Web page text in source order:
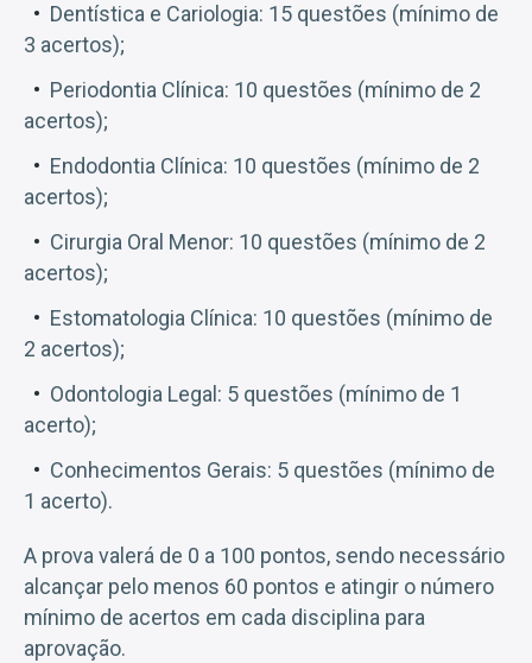
Dentística e Cariologia: 15 questões (mínimo de
3 acertos);
Periodontia Clínica: 10 questões (mínimo de 2
acertos);
Endodontia Clínica: 10 questões (mínimo de 2
acertos);
Cirurgia Oral Menor: 10 questões (mínimo de 2
acertos);
Estomatologia Clínica: 10 questões (mínimo de
2 acertos);
Odontologia Legal: 5 questões (mínimo de 1
acerto);
Conhecimentos Gerais: 5 questões (mínimo de
1 acerto).
A prova valerá de 0 a 100 pontos, sendo necessário
alcançar pelo menos 60 pontos e atingir o número
mínimo de acertos em cada disciplina para
aprovação.